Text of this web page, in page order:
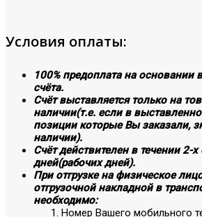
Условия оплаты:
100% предоплата на основании
счёта.
Счёт выставляется только на
наличии(т.е. если в
позиции которые Вы заказали,
наличии).
Счёт действителен в течении 2-
дней(рабочих дней).
При отгрузке на физическое
отгрузочной накладной в
необходимо:
Номер Вашего мобильного